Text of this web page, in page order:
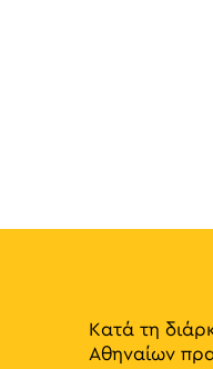
Κατά τη
Αθηναίων